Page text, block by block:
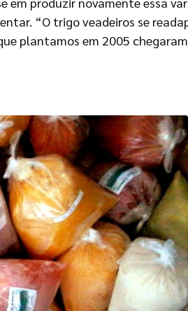
“O trigo veadeiros se
plantamos em 2005